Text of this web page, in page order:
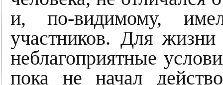
и, по-видимому,
участников. Для
неблагоприятные
пока не начал